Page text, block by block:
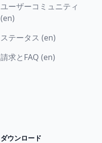
ユーザーコミュニティ
(en)
ステータス (en)
請求とFAQ (en)
ダウンロード